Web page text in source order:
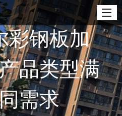
彩钢板加
品类型满
需求